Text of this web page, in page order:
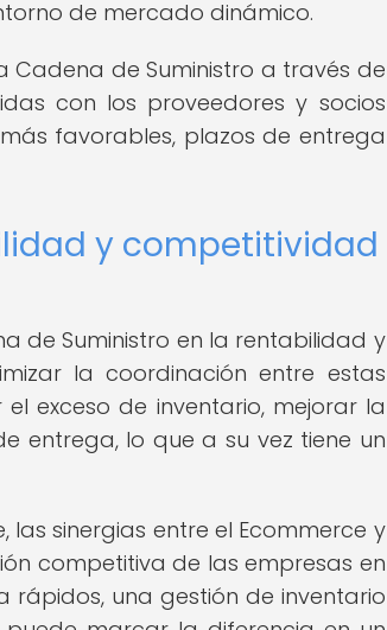
de mercado dinámico.
Cadena de Suministro a través de
con los proveedores y socios
favorables, plazos de entrega
y competitividad
de Suministro en la rentabilidad y
la coordinación entre estas
exceso de inventario, mejorar la
entrega, lo que a su vez tiene un
sinergias entre el Ecommerce y
competitiva de las empresas en
una gestión de inventario